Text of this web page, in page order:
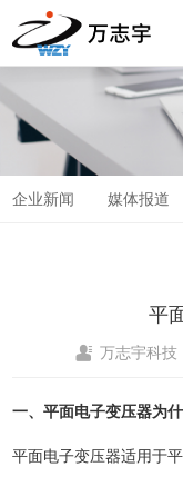
企业新闻 媒体报道
平
万志宇科技
一、平面电子变压器为
平面电子变压器适用于